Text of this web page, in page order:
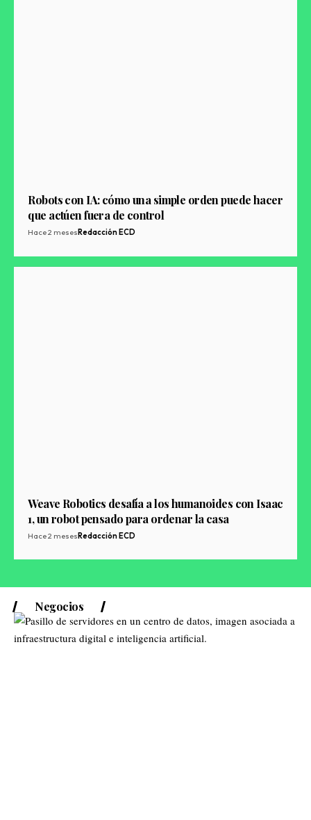
Robots con IA: cómo una simple orden puede hacer
que actúen fuera de control
Hace 2 meses Redacción ECD
Weave Robotics desafía a los humanoides con Isaac
1, un robot pensado para ordenar la casa
Hace 2 meses Redacción ECD
Negocios